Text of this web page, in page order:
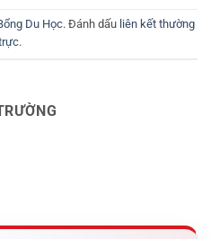
Du Học. Đánh dấu liên kết thường
.